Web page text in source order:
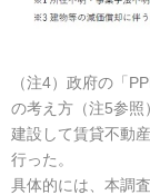
（注4）政府の「
の考え方（注5参照
建設して賃貸不動
行った。
具体的には、本調